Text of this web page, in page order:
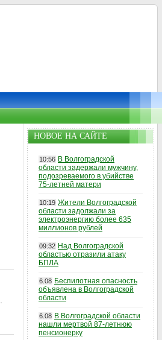
НОВОЕ НА САЙТЕ
10:56 В Волгоградской
области задержали мужчину,
подозреваемого в убийстве
75-летней матери
10:19 Жители Волгоградской
области задолжали за
электроэнергию более 635
миллионов рублей
09:32 Над Волгоградской
областью отразили атаку
БПЛА
6.08 Беспилотная опасность
объявлена в Волгоградской
области
6.08 В Волгоградской области
нашли мертвой 87-летнюю
пенсионерку